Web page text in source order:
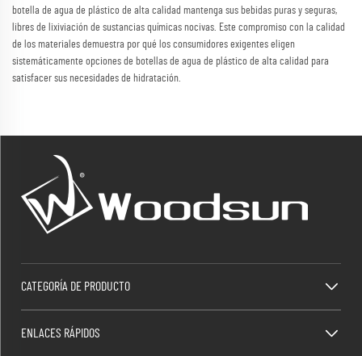
botella de agua de plástico de alta calidad mantenga sus bebidas puras y seguras,
libres de lixiviación de sustancias químicas nocivas. Este compromiso con la calidad
de los materiales demuestra por qué los consumidores exigentes eligen
sistemáticamente opciones de botellas de agua de plástico de alta calidad para
satisfacer sus necesidades de hidratación.
CATEGORÍA DE PRODUCTO
ENLACES RÁPIDOS